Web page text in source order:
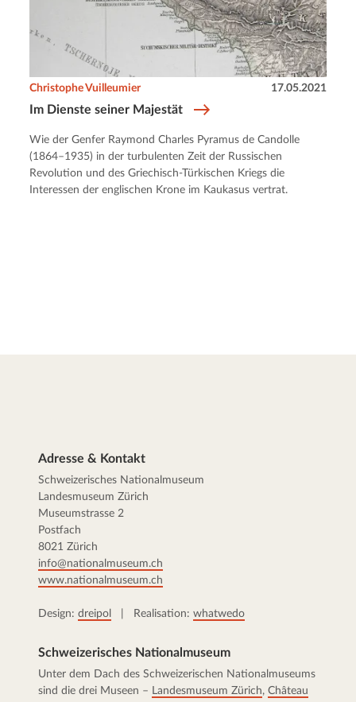
Im Dienste seiner Majestät
Christophe Vuilleumier 17.05.2021
Wie der Genfer Raymond Charles Pyramus de Candolle
(1864–1935) in der turbulenten Zeit der Russischen
Revolution und des Griechisch-Türkischen Kriegs die
Interessen der englischen Krone im Kaukasus vertrat.
Adresse & Kontakt
Schweizerisches Nationalmuseum
Landesmuseum Zürich
Museumstrasse 2
Postfach
8021 Zürich
info@nationalmuseum.ch
www.nationalmuseum.ch
Design: dreipol | Realisation: whatwedo
Schweizerisches Nationalmuseum
Unter dem Dach des Schweizerischen Nationalmuseums
sind die drei Museen –
Landesmuseum Zürich, Château